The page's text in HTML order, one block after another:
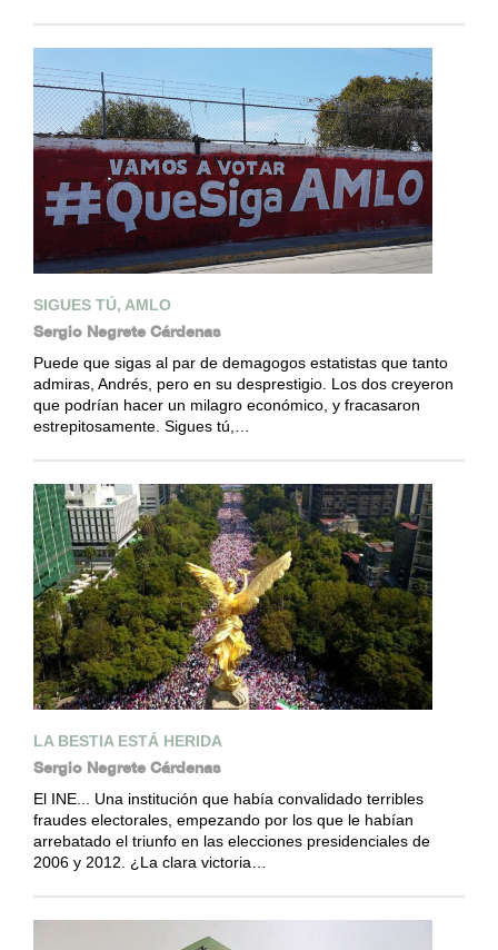
SIGUES TÚ, AMLO
Sergio Negrete Cárdenas
Puede que sigas al par de demagogos estatistas que tanto
admiras, Andrés, pero en su desprestigio. Los dos creyeron
que podrían hacer un milagro económico, y fracasaron
estrepitosamente. Sigues tú,…
LA BESTIA ESTÁ HERIDA
Sergio Negrete Cárdenas
El INE... Una institución que había convalidado terribles
fraudes electorales, empezando por los que le habían
arrebatado el triunfo en las elecciones presidenciales de
2006 y 2012. ¿La clara victoria…